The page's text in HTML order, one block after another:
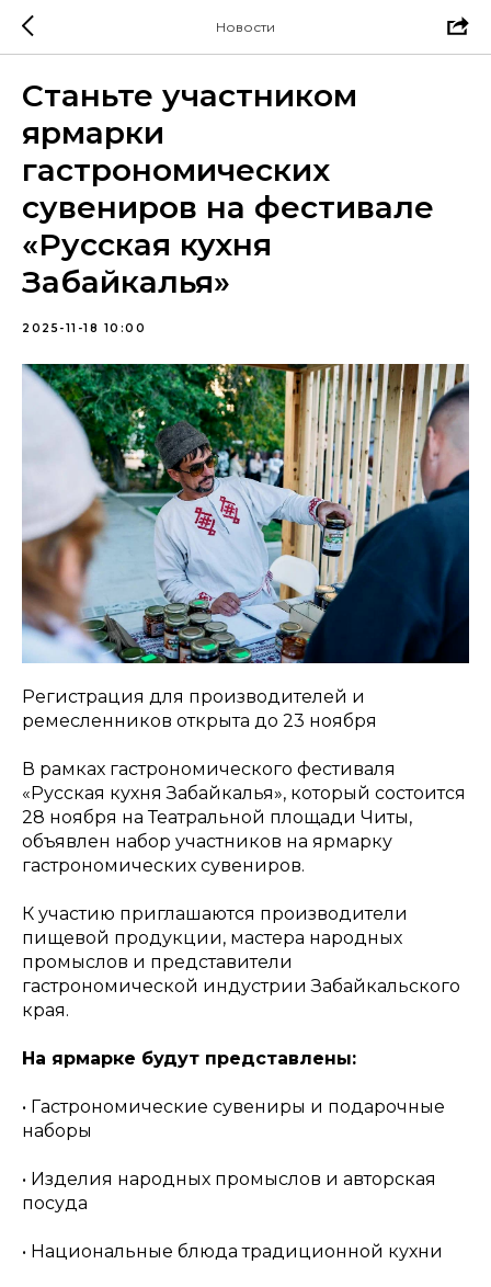
Новости
Станьте участником
ярмарки
гастрономических
сувениров на фестивале
«Русская кухня
Забайкалья»
2025-11-18 10:00
Регистрация для производителей и
ремесленников открыта до 23 ноября
В рамках гастрономического фестиваля
«Русская кухня Забайкалья», который состоится
28 ноября на Театральной площади Читы,
объявлен набор участников на ярмарку
гастрономических сувениров.
К участию приглашаются производители
пищевой продукции, мастера народных
промыслов и представители
гастрономической индустрии Забайкальского
края.
На ярмарке будут представлены:
• Гастрономические сувениры и подарочные
наборы
• Изделия народных промыслов и авторская
посуда
• Национальные блюда традиционной кухни